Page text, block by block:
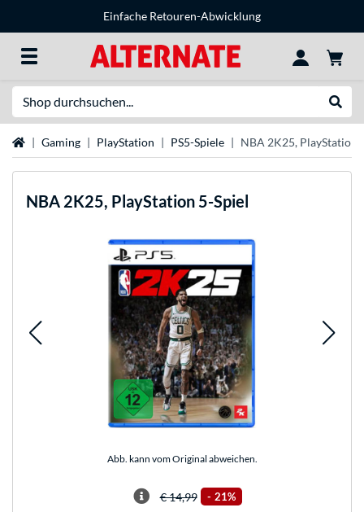
Einfache Retouren-Abwicklung
StartseiteGaming PlayStation PS5-Spiele NBA 2K25, PlayStation
NBA 2K25, PlayStation 5-Spiel
Abb. kann vom Original abweichen.
€ 14,99 - 21%